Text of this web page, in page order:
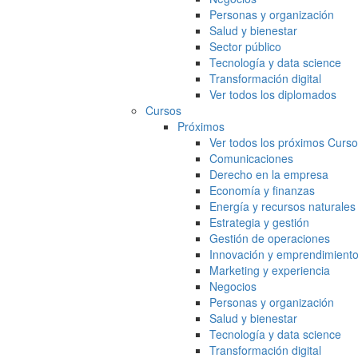
Personas y organización
Salud y bienestar
Sector público
Tecnología y data science
Transformación digital
Ver todos los diplomados
Cursos
Próximos
Ver todos los próximos
Comunicaciones
Derecho en la empresa
Economía y finanzas
Energía y recursos naturales
Estrategia y gestión
Gestión de operaciones
Innovación y emprendimiento
Marketing y experiencia
Negocios
Personas y organización
Salud y bienestar
Tecnología y data science
Transformación digital